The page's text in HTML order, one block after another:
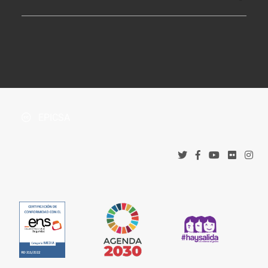
Tribunal Administrativo de Recursos Contractuales